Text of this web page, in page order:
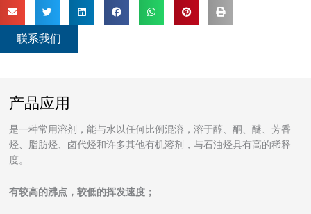
联系我们
产品应用
是一种常用溶剂，能与水以任何比例混溶，溶于醇、酮、醚、芳香
烃、脂肪烃、卤代烃和许多其他有机溶剂，与石油烃具有高的稀释
度。
有较高的沸点，较低的挥发速度；